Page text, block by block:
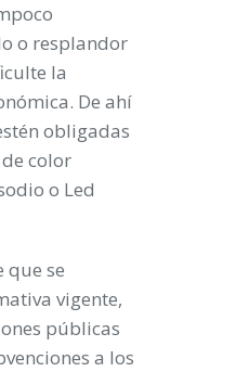
o resplandor
la
De ahí
obligadas
color
o Led
que se
vigente,
públicas
a los